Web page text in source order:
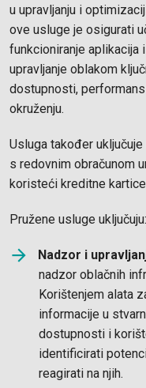
u upravljanju i
ove usluge je osigurati
funkcioniranje aplikacija
upravljanje oblakom
dostupnosti,
okruženju.
Usluga također
s redovnim obračunom
koristeći kreditne
Pružene usluge uključuju:
Nadzor i
nadzor oblačnih
Korištenjem alata
informacije u
dostupnosti i
identificirati
reagirati na njih.